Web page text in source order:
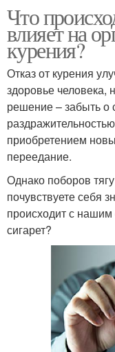
Что
влияет на
курения?
Отказ от курения
здоровье человека,
решение – забыть о
приобретением
переедание.
Однако поборов
почувствуете себя
происходит с нашим
сигарет?